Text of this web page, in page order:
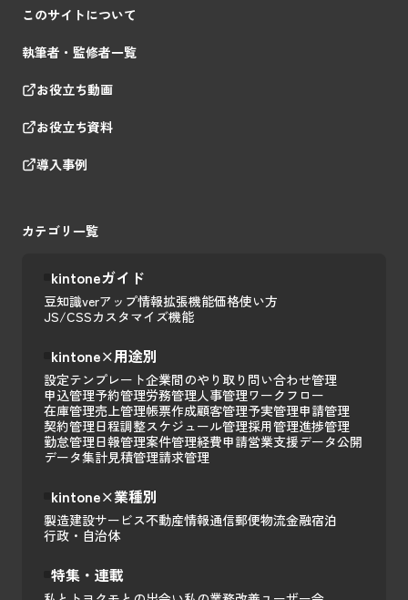
このサイトについて
執筆者・監修者一覧
お役立ち動画
お役立ち資料
導入事例
カテゴリ一覧
kintoneガイド
豆知識verアップ情報拡張機能価格使い方
JS/CSSカスタマイズ機能
kintone×用途別
設定テンプレート企業間のやり取り 問い合わせ管理
申込管理予約管理労務管理人事管理ワークフロー
在庫管理売上管理帳票作成顧客管理予実管理申請管理
契約管理日程調整スケジュール管理採用管理進捗管理
勤怠管理日報管理案件管理経費申請営業支援データ公開
データ集計見積管理請求管理
kintone×業種別
製造建設サービス不動産情報通信郵便物流金融宿泊
行政・自治体
特集・連載